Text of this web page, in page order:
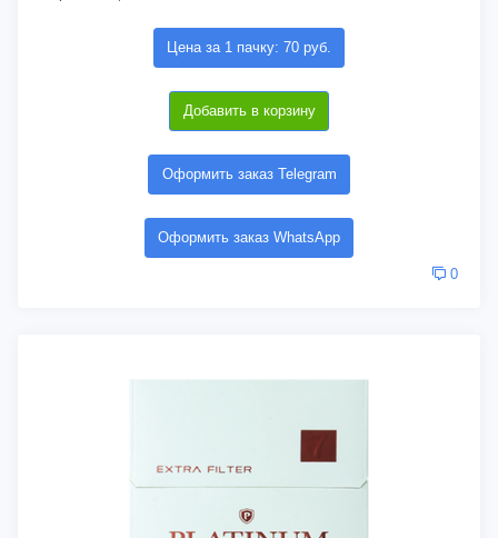
Цена за 1 пачку: 70 руб.
Добавить в корзину
Оформить заказ Telegram
Оформить заказ WhatsApp
0